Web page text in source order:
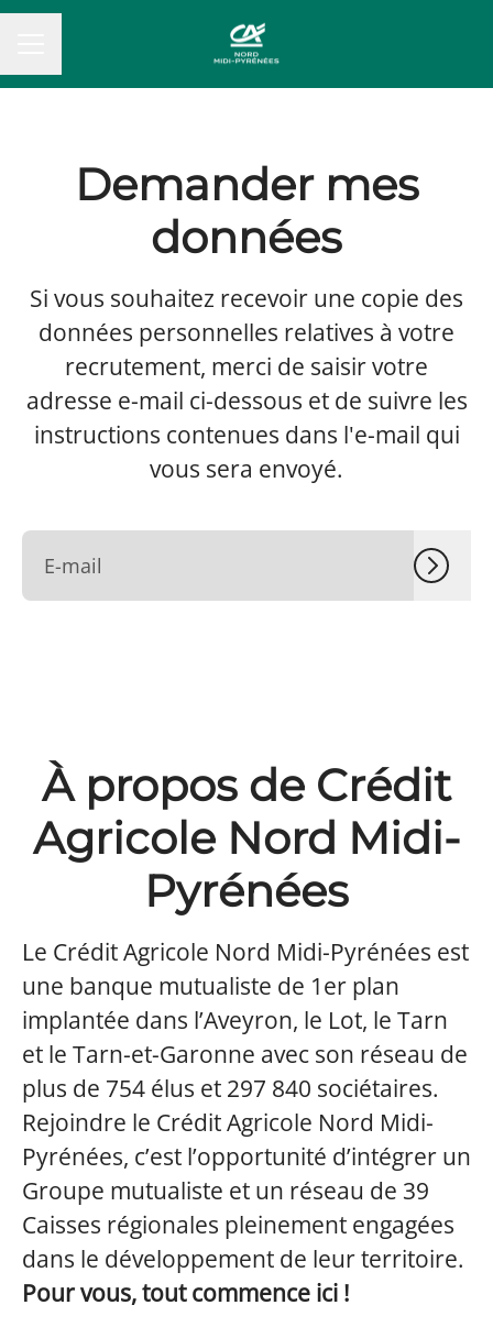
Demander mes
données
Si vous souhaitez recevoir une copie des
données personnelles relatives à votre
recrutement, merci de saisir votre
adresse e-mail ci-dessous et de suivre les
instructions contenues dans l'e-mail qui
vous sera envoyé.
À propos de Crédit
Agricole Nord Midi-
Pyrénées
Le Crédit Agricole Nord Midi-Pyrénées est
une banque mutualiste de 1er plan
implantée dans l’Aveyron, le Lot, le Tarn
et le Tarn-et-Garonne avec son réseau de
plus de 754 élus et 297 840 sociétaires.
Rejoindre le Crédit Agricole Nord Midi-
Pyrénées, c’est l’opportunité d’intégrer un
Groupe mutualiste et un réseau de 39
Caisses régionales pleinement engagées
dans le développement de leur territoire.
Pour vous, tout commence ici !